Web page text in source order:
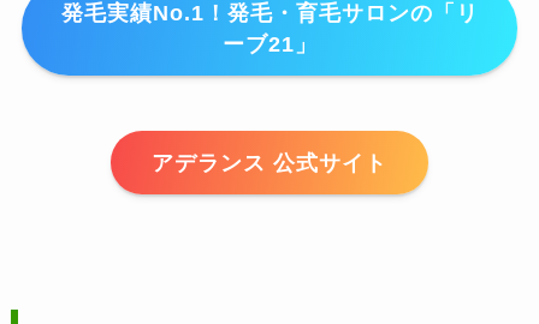
発毛実績No.1！発毛・育毛サロンの「リ
ーブ21」
アデランス 公式サイト